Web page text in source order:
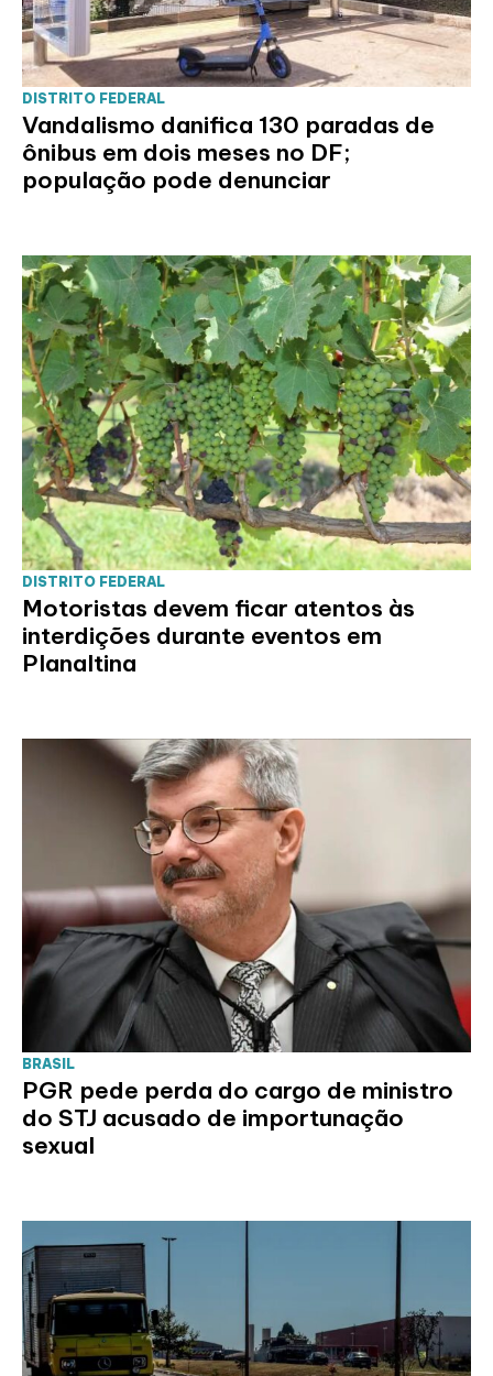
DISTRITO FEDERAL
Vandalismo danifica 130 paradas de
ônibus em dois meses no DF;
população pode denunciar
DISTRITO FEDERAL
Motoristas devem ficar atentos às
interdições durante eventos em
Planaltina
BRASIL
PGR pede perda do cargo de ministro
do STJ acusado de importunação
sexual